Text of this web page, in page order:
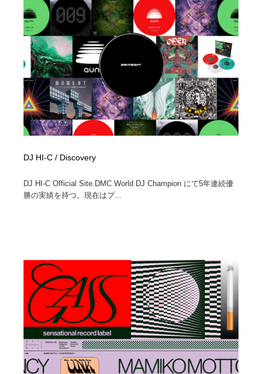
DJ HI-C / Discovery
DJ HI-C Official Site.DMC World DJ Champion にて5年連続優
勝の実績を持つ。現在はプ...